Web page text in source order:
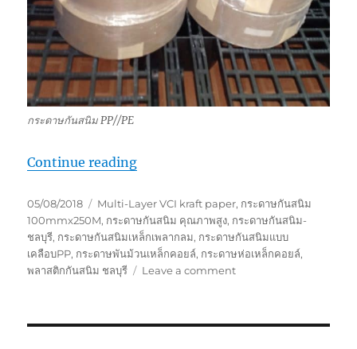
กระดาษกันสนิม PP//PE
Continue reading“กระดาษกันสนิม PP//PE”
Posted
on
05/08/2018 Tags
Multi-Layer VCI kraft paper, กระดาษกันสนิม
100mmx250M, กระดาษกันสนิม คุณภาพสูง, กระดาษกันสนิม-
ชลบุรี, กระดาษกันสนิมเหล็กเพลากลม, กระดาษกันสนิมแบบ
เคลือบPP, กระดาษพันม้วนเหล็กคอยล์, กระดาษห่อเหล็กคอยล์,
พลาสติกกันสนิม ชลบุรี
Leave a commenton